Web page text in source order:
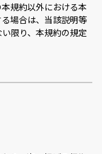
規約以外における本
場合は、当該説明等
限り、本規約の規定